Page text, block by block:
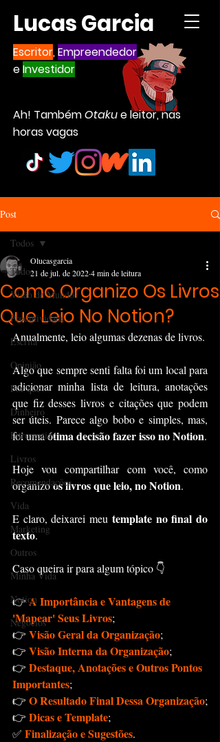
Lucas Garcia
Escritor,Empreendedor
eInvestidor
Ah! TambémOtakue leitor, nas
horas vagas
Post
Todos
Visão de Mundo
Produtividade
Escrita
Opinião
Por que?
Dinheiro
Introvertido
Livros
Recomendações
Vida
Marketing
Outros
Minha Vida
Notion
Negócios
Todos
Como Organizo Os Livros
Que Leio No Notion?
Olucasgarcia
21 de jul. de 20224 min de leitura
Anualmente, leio algumas dezenas de livros.
Algo que sempre senti falta foi um local para
adicionar minha lista de leitura, anotações
que fiz desses livros e citações que podem
ser úteis. Parece algo bobo e simples, mas,
foi uma ótima decisão fazer isso no Notion.
Hoje vou compartilhar com você, como
organizo os livros que leio, no Notion.
E claro, deixarei meu template no final do
texto.
Caso queira ir para algum tópico 👇
👉 A Importância e Vantagens de
'Mapear' Seus Livros;
👉 Visão Geral da Organização;
👉 Visão Interna da Organização;
👉 Destaque, Anotações e Outros Pontos
Importantes;
👉 O Resultado Final Dessa Organização;
👉 Dicas e Template;
✅ Finalização e Sugestões.